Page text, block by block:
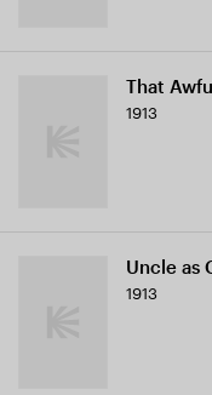
That
1913
Uncle as
1913